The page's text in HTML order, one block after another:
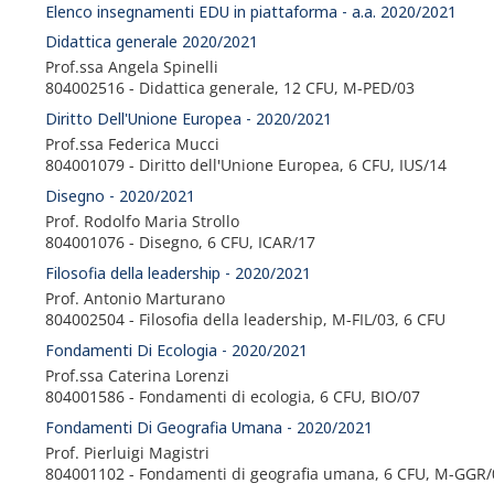
Elenco insegnamenti EDU in piattaforma - a.a. 2020/2021
Didattica generale 2020/2021
Prof.ssa Angela Spinelli
804002516 - Didattica generale, 12 CFU, M-PED/03
Diritto Dell'Unione Europea - 2020/2021
Prof.ssa Federica Mucci
804001079 - Diritto dell'Unione Europea, 6 CFU, IUS/14
Disegno - 2020/2021
Prof. Rodolfo Maria Strollo
804001076 - Disegno, 6 CFU, ICAR/17
Filosofia della leadership - 2020/2021
Prof. Antonio Marturano
804002504 - Filosofia della leadership, M-FIL/03, 6 CFU
Fondamenti Di Ecologia - 2020/2021
Prof.ssa Caterina Lorenzi
804001586 - Fondamenti di ecologia, 6 CFU, BIO/07
Fondamenti Di Geografia Umana - 2020/2021
Prof. Pierluigi Magistri
804001102 - Fondamenti di geografia umana, 6 CFU, M-